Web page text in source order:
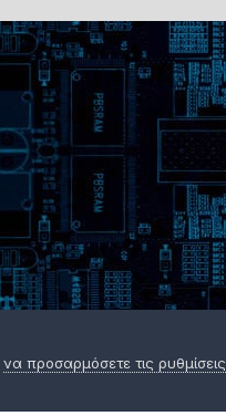
να προσαρμόσετε τις ρυθμίσεις